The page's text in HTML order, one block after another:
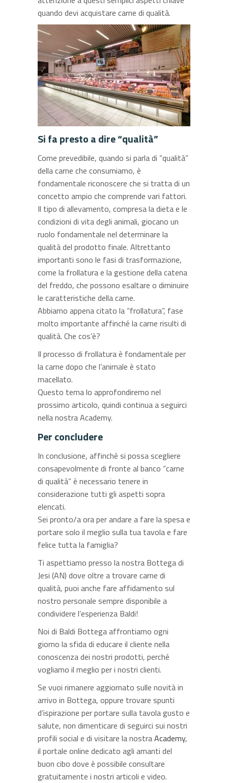
quando devi acquistare carne di qualità.
Si fa presto a dire “qualità”
Come prevedibile, quando si parla di “qualità”
della carne che consumiamo, è
fondamentale riconoscere che si tratta di un
concetto ampio che comprende vari fattori.
Il tipo di allevamento, compresa la dieta e le
condizioni di vita degli animali, giocano un
ruolo fondamentale nel determinare la
qualità del prodotto finale. Altrettanto
importanti sono le fasi di trasformazione,
come la frollatura e la gestione della catena
del freddo, che possono esaltare o diminuire
le caratteristiche della carne.
Abbiamo appena citato la “frollatura”, fase
molto importante affinché la carne risulti di
qualità. Che cos’è?
Il processo di frollatura è fondamentale per
la carne dopo che l’animale è stato
macellato.
Questo tema lo approfondiremo nel
prossimo articolo, quindi continua a seguirci
nella nostra Academy.
Per concludere
In conclusione, affinché si possa scegliere
consapevolmente di fronte al banco “carne
di qualità” è necessario tenere in
considerazione tutti gli aspetti sopra
elencati.
Sei pronto/a ora per andare a fare la spesa e
portare solo il meglio sulla tua tavola e fare
felice tutta la famiglia?
Ti aspettiamo presso la nostra Bottega di
Jesi (AN) dove oltre a trovare carne di
qualità, puoi anche fare affidamento sul
nostro personale sempre disponibile a
condividere l’esperienza Baldi!
Noi di Baldi Bottega affrontiamo ogni
giorno la sfida di educare il cliente nella
conoscenza dei nostri prodotti, perché
vogliamo il meglio per i nostri clienti.
Se vuoi rimanere aggiornato sulle novità in
arrivo in Bottega, oppure trovare spunti
d’ispirazione per portare sulla tavola gusto e
salute, non dimenticare di seguirci sui nostri
profili social e di visitare la nostraAcademy,
il portale online dedicato agli amanti del
buon cibo dove è possibile consultare
gratuitamente i nostri articoli e video.